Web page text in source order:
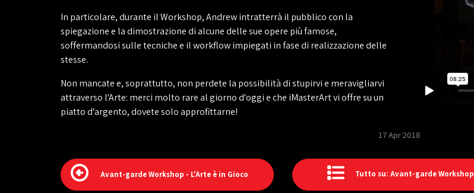
In particolare, durante il Workshop, Andrew intratterrà il pubblico con la
spiegazione e la dimostrazione di alcune delle sue opere più famose,
soffermandosi sulle tecniche e il workflow impiegati in fase di realizzazione delle
stesse.
Non mancate e, soprattutto, non perdete la possibilità di stupirvi e meravigliarvi
attraverso l'Arte: merci molto rare al giorno d'oggi e che iMasterArt vi offre su un
piatto d'argento, dovete solo approfittarne!
17 Apr 2018
Avant-garde Workshop - L'Arte è in Gioco Tutto su: Avant-garde Workshop